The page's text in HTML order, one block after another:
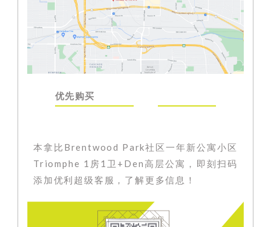
优先购买
本拿比Brentwood Park社区一年新公寓小区
Triomphe 1房1卫+Den高层公寓，即刻扫码
添加优利超级客服，了解更多信息！